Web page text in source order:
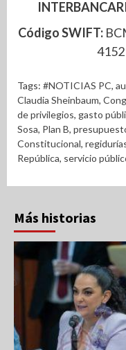
Código SWIFT:
Tags: #NOTICIAS PC,
Claudia Sheinbaum,
de privilegios, gasto
Sosa, Plan B,
Constitucional,
República, servicio
Más historias